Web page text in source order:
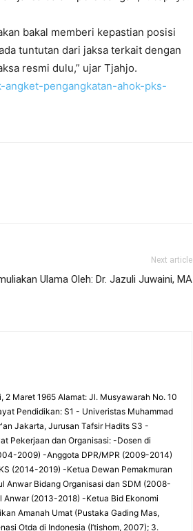
bakal memberi kepastian posisi
tuntutan dari jaksa terkait dengan
resmi dulu,” ujar Tjahjo.
pengangkatan-ahok-pks-
Next article
Ulama Oleh: Dr. Jazuli Juwaini, MA
2 Maret 1965 Alamat: Jl. Musyawarah No. 10
Pendidikan: S1 - Univeristas Muhammad
Jakarta, Jurusan Tafsir Hadits S3 -
Pekerjaan dan Organisasi: -Dosen di
2009) -Anggota DPR/MPR (2009-2014)
(2014-2019) -Ketua Dewan Pemakmuran
Anwar Bidang Organisasi dan SDM (2008-
(2013-2018) -Ketua Bid Ekonomi
Amanah Umat (Pustaka Gading Mas,
Otda di Indonesia (I’tishom, 2007); 3.